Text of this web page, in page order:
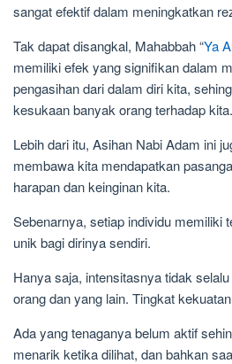
sangat efektif dalam meningkatkan
Tak dapat disangkal, Mahabbah “Ya
memiliki efek yang signifikan dalam
pengasihan dari dalam diri kita,
kesukaan banyak orang terhadap kita.
Lebih dari itu, Asihan Nabi Adam ini
membawa kita mendapatkan
harapan dan keinginan kita.
Sebenarnya, setiap individu memiliki
unik bagi dirinya sendiri.
Hanya saja, intensitasnya tidak
orang dan yang lain. Tingkat
Ada yang tenaganya belum aktif
menarik ketika dilihat, dan bahkan